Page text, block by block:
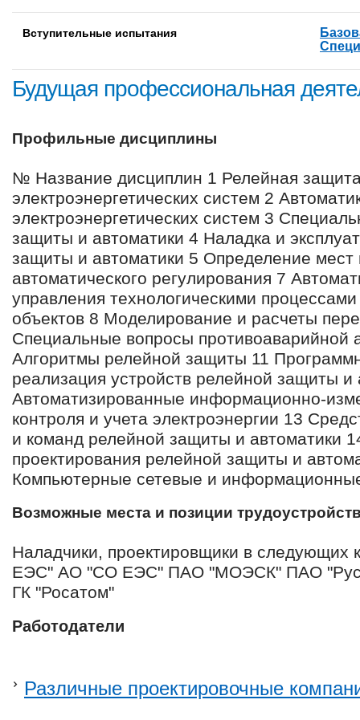
Вступительные испытания
Будущая профессиональная
Профильные дисциплины
№ Название дисциплин 1 Релейная
электроэнергетических систем 2
электроэнергетических систем 3
защиты и автоматики 4 Наладка и
защиты и автоматики 5 Определение
автоматического регулирования 7
управления технологическими
объектов 8 Моделирование и расчеты
Специальные вопросы противоаварийной
Алгоритмы релейной защиты 11
реализация устройств релейной защиты и
Автоматизированные информационно-
контроля и учета электроэнергии 13
и команд релейной защиты и автоматики
проектирования релейной защиты и
Компьютерные сетевые и
Возможные места и позиции
Наладчики, проектировщики в
ЕЭС" АО "СО ЕЭС" ПАО "МОЭСК" ПАО
ГК "Росатом"
Работодатели
Различные проектировочные